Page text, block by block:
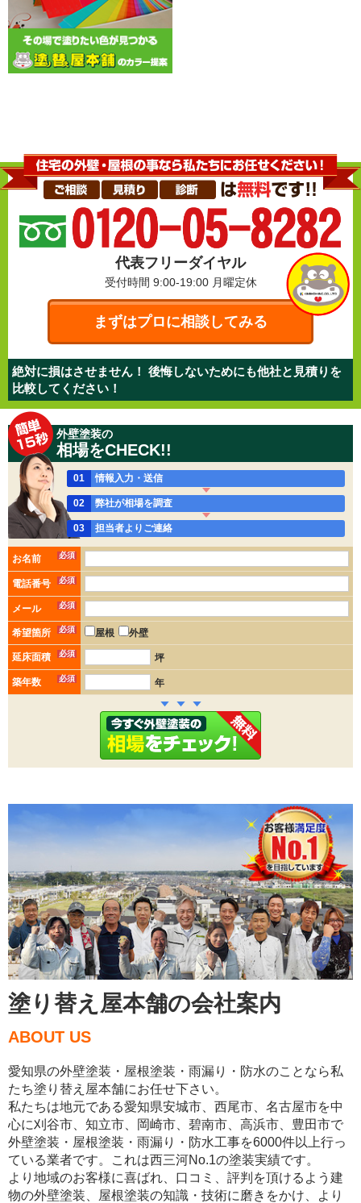
代表フリーダイヤル
受付時間 9:00-19:00 月曜定休
まずはプロに相談してみる
絶対に損はさせません！ 後悔しないためにも他社と見積りを
比較してください！
外壁塗装の
相場をCHECK!!
01 情報入力・送信
02 弊社が相場を調査
03 担当者よりご連絡
お名前 必須
電話番号 必須
メール 必須
希望箇所 必須 屋根 外壁
延床面積 必須 坪
築年数 必須 年
塗り替え屋本舗の会社案内
ABOUT US
愛知県の外壁塗装・屋根塗装・雨漏り・防水のことなら私
たち塗り替え屋本舗にお任せ下さい。
私たちは地元である愛知県安城市、西尾市、名古屋市を中
心に刈谷市、知立市、岡崎市、碧南市、高浜市、豊田市で
外壁塗装・屋根塗装・雨漏り・防水工事を6000件以上行っ
ている業者です。これは西三河No.1の塗装実績です。
より地域のお客様に喜ばれ、口コミ、評判を頂けるよう建
物の外壁塗装、屋根塗装の知識・技術に磨きをかけ、より